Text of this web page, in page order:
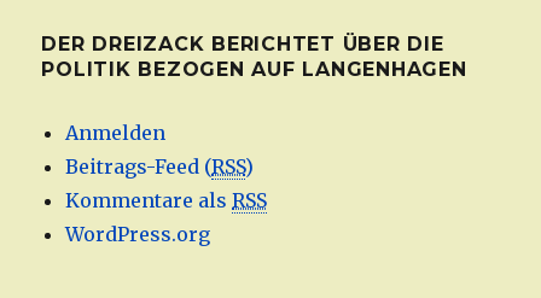
DER DREIZACK BERICHTET ÜBER DIE
POLITIK BEZOGEN AUF LANGENHAGEN
Anmelden
Beitrags-Feed (RSS)
Kommentare alsRSS
WordPress.org